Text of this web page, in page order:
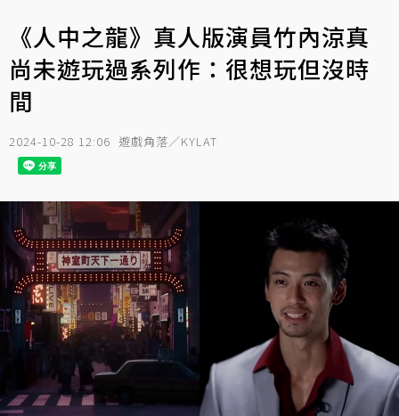
《人中之龍》真人版演員竹內涼真
尚未遊玩過系列作：很想玩但沒時
間
2024-10-28 12:06 遊戲角落／KYLAT